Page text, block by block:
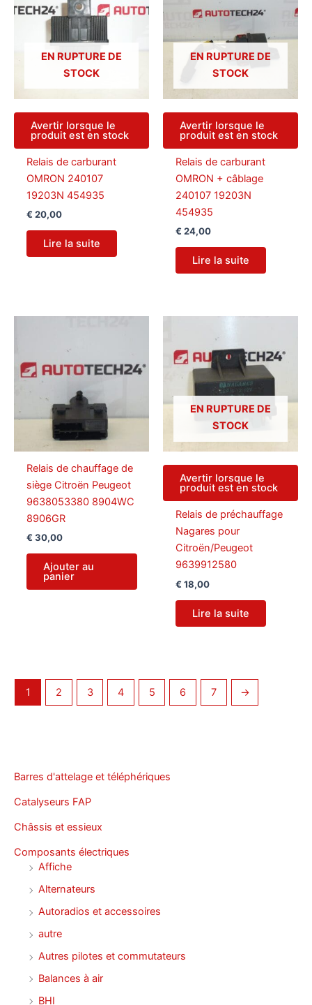
Barres d'attelage et téléphériques
Catalyseurs FAP
Châssis et essieux
Composants électriques
Affiche
Alternateurs
Autoradios et accessoires
autre
Autres pilotes et commutateurs
Balances à air
BHI
EN RUPTURE DE
STOCK
Avertir lorsque le
produit est en stock
Relais de carburant
OMRON 240107
19203N 454935
€ 20,00
Lire la suite
EN RUPTURE DE
STOCK
Avertir lorsque le
produit est en stock
Relais de carburant
OMRON + câblage
240107 19203N
454935
€ 24,00
Lire la suite
Relais de chauffage de
siège Citroën Peugeot
9638053380 8904WC
8906GR
€ 30,00
Ajouter au
panier
EN RUPTURE DE
STOCK
Avertir lorsque le
produit est en stock
Relais de préchauffage
Nagares pour
Citroën/Peugeot
9639912580
€ 18,00
Lire la suite
1 2 3 4 5 6 7 →